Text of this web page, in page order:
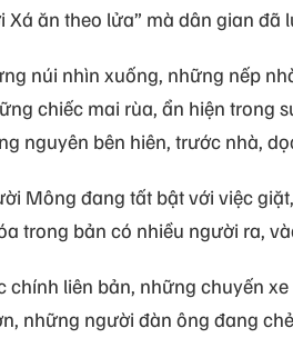
ăn theo lửa” mà dân gian đã
núi nhìn xuống, những nếp
chiếc mai rùa, ẩn hiện trong
nguyên bên hiên, trước nhà,
Mông đang tất bật với việc
trong bản có nhiều người ra,
chính liên bản, những chuyến
những người đàn ông đang